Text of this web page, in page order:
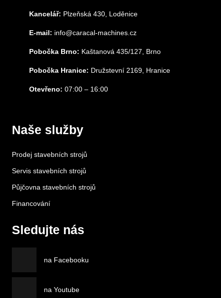
Kancelář: Plzeňská 430, Loděnice
E-mail: info@caracal-machines.cz
Pobočka Brno: Kaštanová 435/127, Brno
Pobočka Hranice: Družstevní 2169, Hranice
Otevřeno: 07:00 – 16:00
Naše služby
Prodej stavebních strojů
Servis stavebních strojů
Půjčovna stavebních strojů
Financování
Sledujte nás
na Facebooku
na Youtube